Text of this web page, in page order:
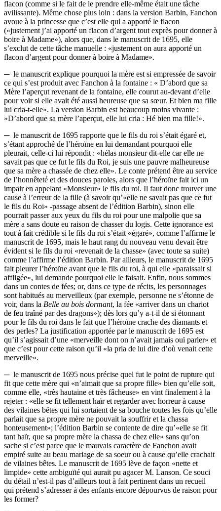
flacon (comme si le fait de le prendre elle-même était une tâche
avilissante). Même chose plus loin : dans la version Barbin, Fanchon
avoue à la princesse que c’est elle qui a apporté le flacon
(«justement j’ai apporté un flacon d’argent tout exprès pour donner à
boire à Madame»), alors que, dans le manuscrit de 1695, elle
s’exclut de cette tâche manuelle : «justement on aura apporté un
flacon d’argent pour donner à boire à Madame».
─ le manuscrit explique pourquoi la mère est si empressée de savoir
ce qui s’est produit avec Fanchon à la fontaine : « D’abord que sa
Mère l’aperçut revenant de la fontaine, elle courut au-devant d’elle
pour voir si elle avait été aussi heureuse que sa sœur. Et bien ma fille
lui cria-t-elle». La version Barbin est beaucoup moins vivante :
»D’abord que sa mère l’aperçut, elle lui cria : Hé bien ma fille!».
─ le manuscrit de 1695 rapporte que le fils du roi s’était égaré et,
s’étant approché de l’héroïne en lui demandant pourquoi elle
pleurait, celle-ci lui répondit : «hélas monsieur dit-elle car elle ne
savait pas que ce fut le fils du Roi, je suis une pauvre malheureuse
que sa mère a chassée de chez elle». Le conte prétend être au service
de l’honnêteté et des douces paroles, alors que l’héroïne fait ici un
impair en appelant «Monsieur» le fils du roi. Il faut donc trouver une
cause à l’erreur de la fille (à savoir qu’«elle ne savait pas que ce fut
le fils du Roi» -passage absent de l’édition Barbin), sinon elle
pourrait passer aux yeux du fils du roi pour une malpolie que sa
mère a sans doute eu raison de chasser du logis. Cette ignorance est
tout à fait crédible si le fils du roi s’était «égaré», comme l’affirme le
manuscrit de 1695, mais le haut rang du nouveau venu devait être
évident si le fils du roi «revenait de la chasse» (avec toute sa suite)
comme l’affirme l’édition Barbin. Par ailleurs, le manuscrit de 1695
fait pleurer l’héroïne avant que le fils du roi, à qui elle «paraissait si
affligée», lui demande pour­quoi elle le faisait. Enfin, nous sommes
dans un contes de fées; or, dans ce type de récits, les personnages
sont habitués au merveilleux (par exemple, personne ne s’étonne de
voir, dans la Belle au bois dormant, la fée «arriver dans un chariot
de feu traîné par des dragons»); dès lors qu’y a-t-il de si étonnant
pour le fils du roi dans le fait que l’héroïne crache des diamants et
des perles? La justification apportée par le manuscrit de 1695 est
qu’il s’agissait d’une «merveille dont on n’avait jamais ouï parler» et
que c’est pour cette raison qu’il «la pria de lui dire d’où venait cette
merveille».
─ le manuscrit de 1695 nous précise quel fut le point de rupture qui
fit que cette mère qui «n’aimait que sa propre fille» bien qu’elle soit,
comme elle, «très hautaine et très fâcheuse» en vint finalement à la
rejeter : «elle se fit tellement haïr et regarder avec horreur à cause
des vilaines bêtes qui lui sortaient de sa bouche toutes les fois qu’elle
parlait que sa propre mère ne pouvait la souffrir et la chassa
honteusement»; l’édition Barbin se contente de dire qu’«elle se fit
tant haïr, que sa propre mère la chassa de chez elle» sans qu’on
sache si c’est parce que le mauvais caractère de Fanchon avait
empiré suite au beau mariage de sa soeur ou à cause qu’elle crachait
de vilaines bêtes. Le manuscrit de 1695 lève de façon «nette et
limpide» cette ambiguïté qui aurait pu agacer M. Lanson. Ce souci
du détail n’est-il pas d’ailleurs tout à fait pertinent dans un recueil
qui prétend s’adresser à des enfants encore dépourvus de raison pour
les former?